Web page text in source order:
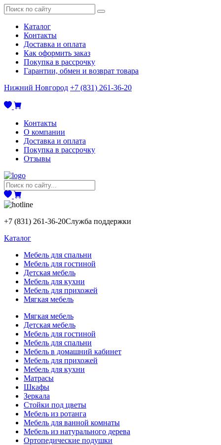
Каталог
Контакты
Доставка и оплата
Как оформить заказ
Покупка в рассрочку
Гарантии, обмен и возврат товара
Нижний Новгород +7 (831) 261-36-20
Контакты
О компании
Доставка и оплата
Покупка в рассрочку
Отзывы
+7 (831) 261-36-20Служба поддержки
Каталог
Мебель для спальни
Мебель для гостиной
Детская мебель
Мебель для кухни
Мебель для прихожей
Мягкая мебель
Мягкая мебель
Детская мебель
Мебель для гостиной
Мебель для спальни
Мебель в домашний кабинет
Мебель для прихожей
Мебель для кухни
Матрасы
Шкафы
Зеркала
Стойки под цветы
Мебель из ротанга
Мебель для ванной комнаты
Мебель из натурального дерева
Ортопедические подушки